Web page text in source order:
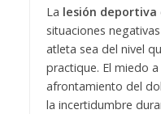
La lesión deportiva
situaciones
atleta sea del nivel
practique. El miedo
afrontamiento del
la incertidumbre